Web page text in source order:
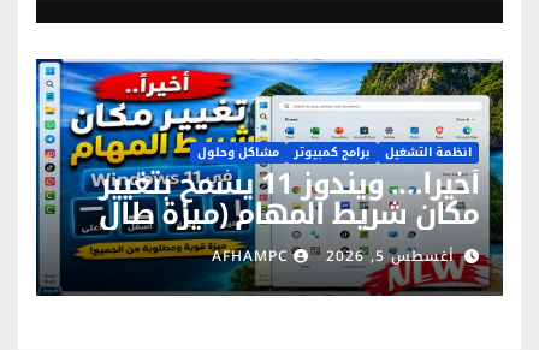
انظمة التشغيل برامج كمبيوتر مشاكل وحلول
أخيراً…. ويندوز 11 يسمح بتغيير
مكان شريط المهام (ميزة طال
انتظارها)
أغسطس 5, 2026 AFHAMPC